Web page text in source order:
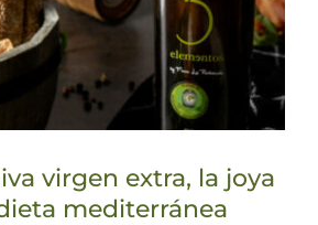
virgen extra, la joya
mediterránea